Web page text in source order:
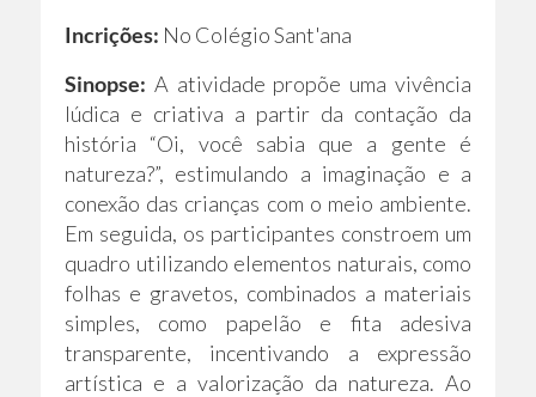
Incrições: No Colégio Sant'ana
Sinopse: A atividade propõe uma vivência
lúdica e criativa a partir da contação da
história “Oi, você sabia que a gente é
natureza?”, estimulando a imaginação e a
conexão das crianças com o meio ambiente.
Em seguida, os participantes constroem um
quadro utilizando elementos naturais, como
folhas e gravetos, combinados a materiais
simples, como papelão e fita adesiva
transparente, incentivando a expressão
artística e a valorização da natureza. Ao